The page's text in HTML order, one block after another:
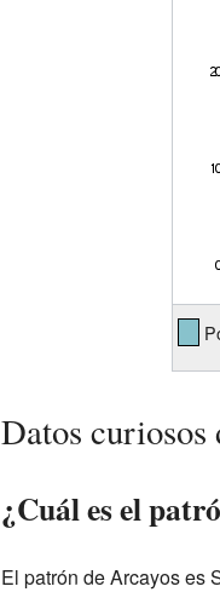
Datos curiosos
¿Cuál es el
El patrón de Arcayos es